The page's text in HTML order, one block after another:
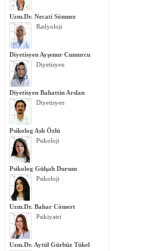
Uzm.Dr. Necati Sönmez
Radyoloji
Diyetisyen Ayşenur Cumurcu
Diyetisyen
Diyetisyen Bahattin Arslan
Diyetisyen
Psikolog Aslı Özlü
Psikoloji
Psikolog Gülşah Dursun
Psikoloji
Uzm.Dr. Bahar Cömert
Psikiyatri
Uzm.Dr. Aytül Gürbüz Tükel